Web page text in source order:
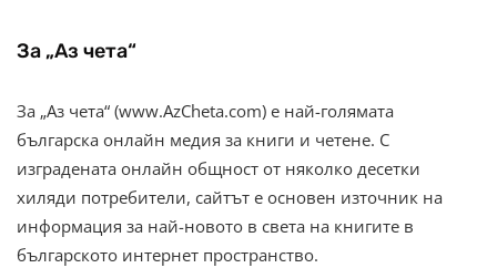
За „Аз чета“
За „Аз чета“ (www.AzCheta.com) е най-голямата
българска онлайн медия за книги и четене. С
изградената онлайн общност от няколко десетки
хиляди потребители, сайтът е основен източник на
информация за най-новото в света на книгите в
българското интернет пространство.